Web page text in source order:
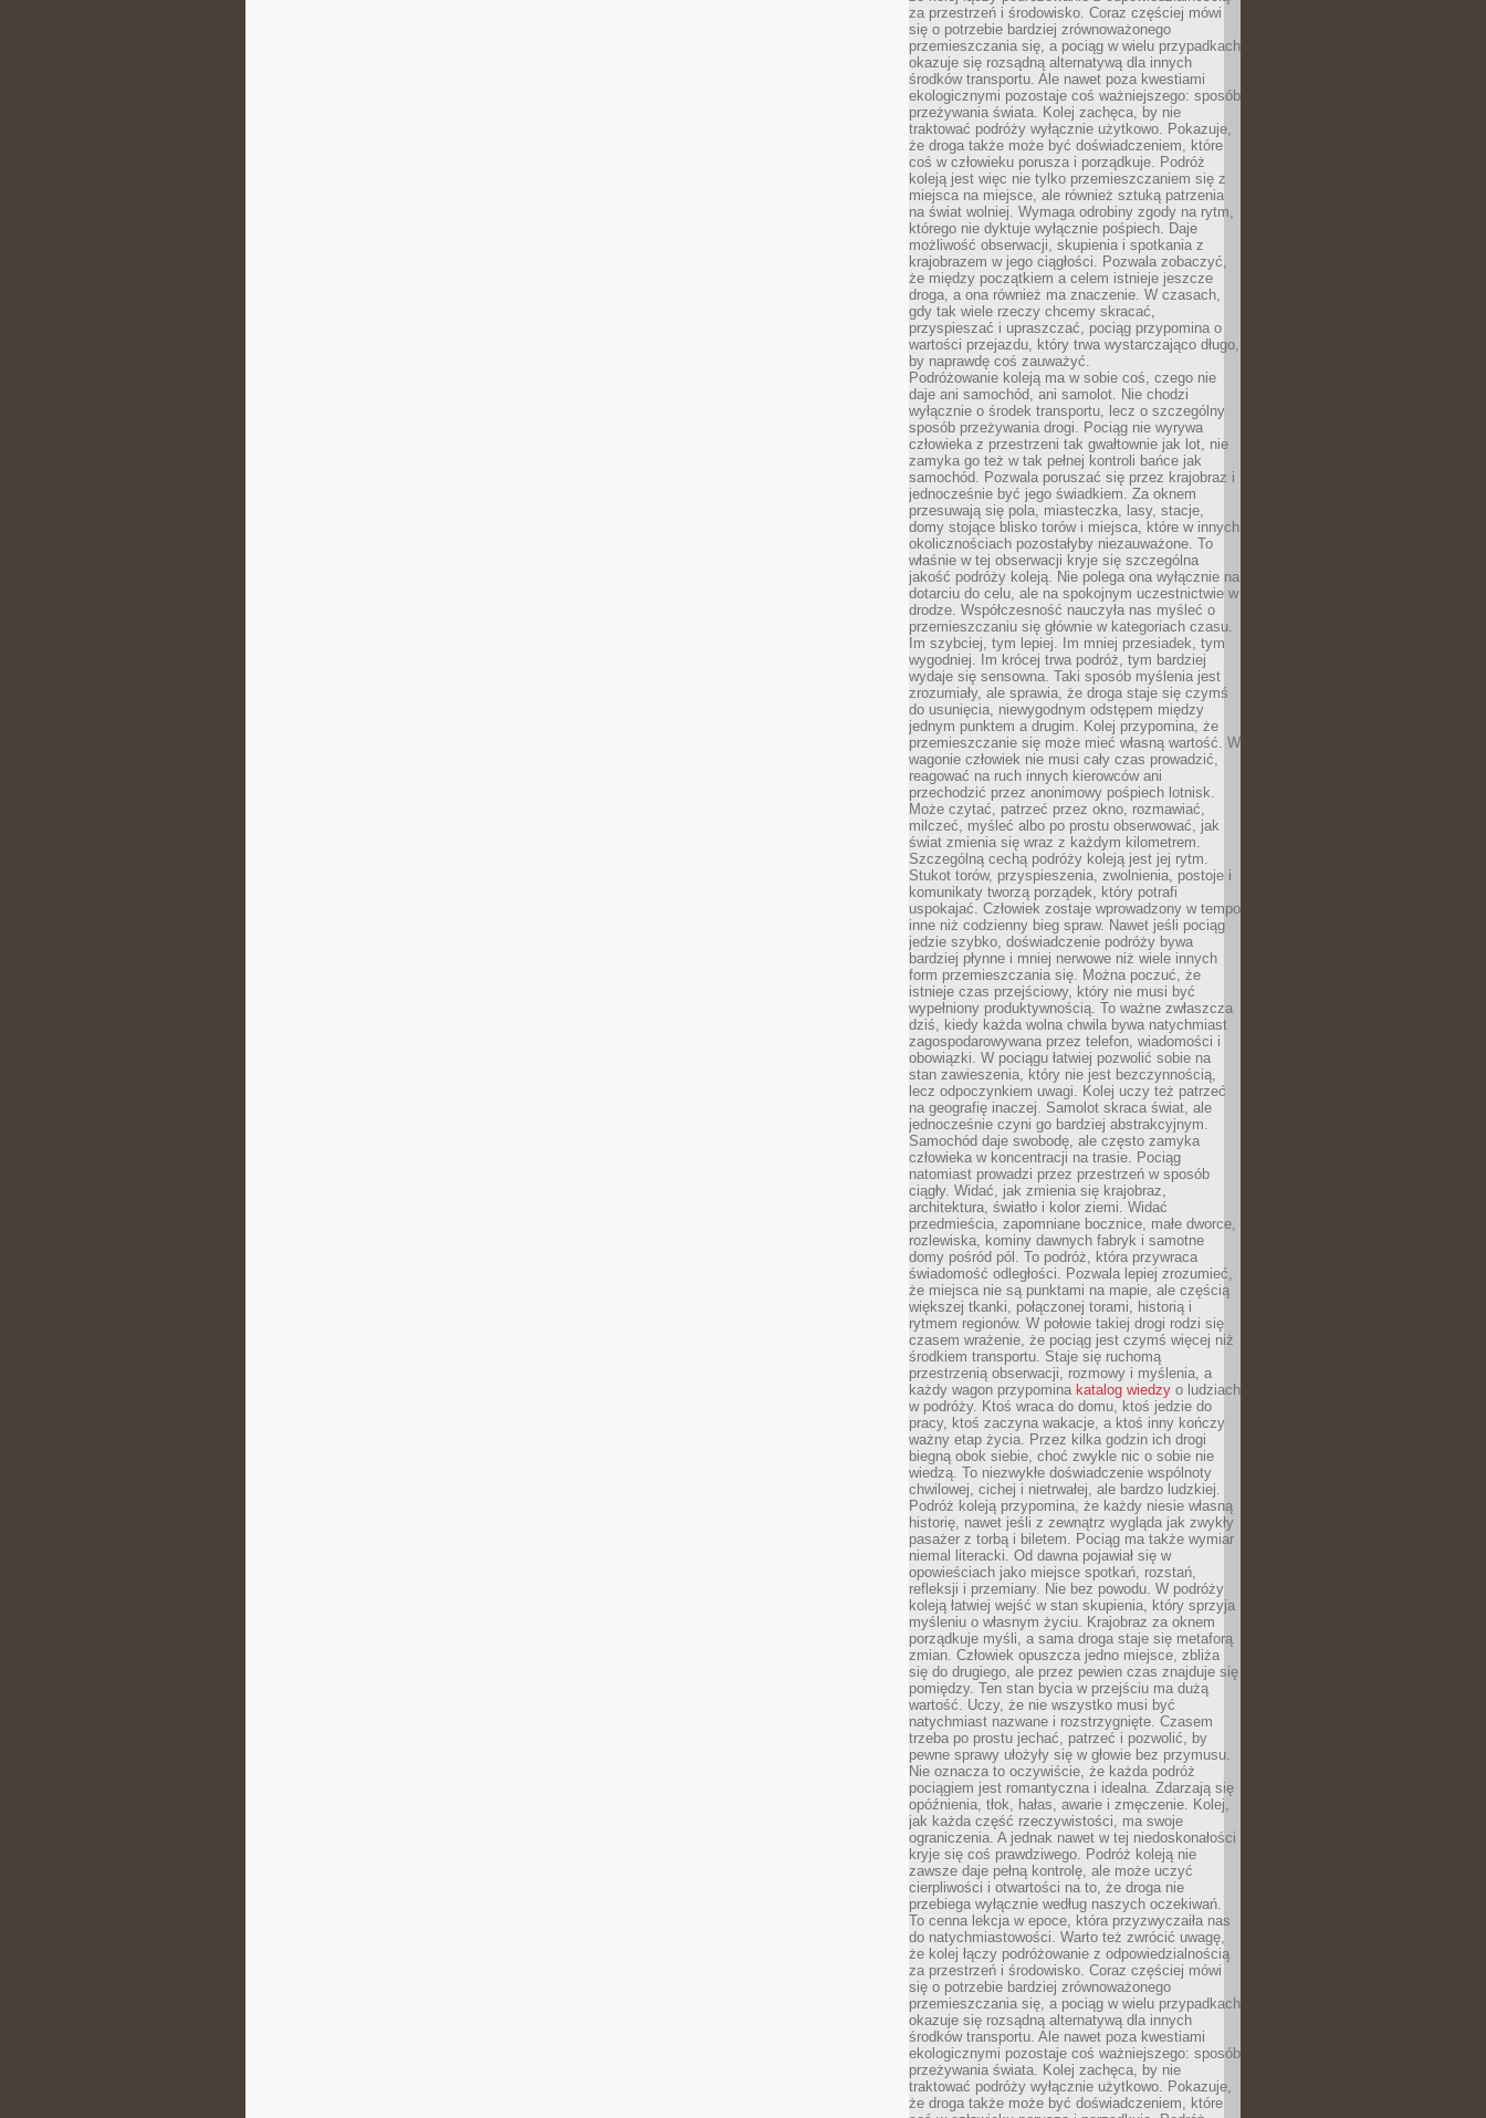
za przestrzeń i środowisko. Coraz częściej mówi
się o potrzebie bardziej zrównoważonego
przemieszczania się, a pociąg w wielu przypadkach
okazuje się rozsądną alternatywą dla innych
środków transportu. Ale nawet poza kwestiami
ekologicznymi pozostaje coś ważniejszego: sposób
przeżywania świata. Kolej zachęca, by nie
traktować podróży wyłącznie użytkowo. Pokazuje,
że droga także może być doświadczeniem, które
coś w człowieku porusza i porządkuje. Podróż
koleją jest więc nie tylko przemieszczaniem się z
miejsca na miejsce, ale również sztuką patrzenia
na świat wolniej. Wymaga odrobiny zgody na rytm,
którego nie dyktuje wyłącznie pośpiech. Daje
możliwość obserwacji, skupienia i spotkania z
krajobrazem w jego ciągłości. Pozwala zobaczyć,
że między początkiem a celem istnieje jeszcze
droga, a ona również ma znaczenie. W czasach,
gdy tak wiele rzeczy chcemy skracać,
przyspieszać i upraszczać, pociąg przypomina o
wartości przejazdu, który trwa wystarczająco długo,
by naprawdę coś zauważyć.
Podróżowanie koleją ma w sobie coś, czego nie
daje ani samochód, ani samolot. Nie chodzi
wyłącznie o środek transportu, lecz o szczególny
sposób przeżywania drogi. Pociąg nie wyrywa
człowieka z przestrzeni tak gwałtownie jak lot, nie
zamyka go też w tak pełnej kontroli bańce jak
samochód. Pozwala poruszać się przez krajobraz i
jednocześnie być jego świadkiem. Za oknem
przesuwają się pola, miasteczka, lasy, stacje,
domy stojące blisko torów i miejsca, które w innych
okolicznościach pozostałyby niezauważone. To
właśnie w tej obserwacji kryje się szczególna
jakość podróży koleją. Nie polega ona wyłącznie na
dotarciu do celu, ale na spokojnym uczestnictwie w
drodze. Współczesność nauczyła nas myśleć o
przemieszczaniu się głównie w kategoriach czasu.
Im szybciej, tym lepiej. Im mniej przesiadek, tym
wygodniej. Im krócej trwa podróż, tym bardziej
wydaje się sensowna. Taki sposób myślenia jest
zrozumiały, ale sprawia, że droga staje się czymś
do usunięcia, niewygodnym odstępem między
jednym punktem a drugim. Kolej przypomina, że
przemieszczanie się może mieć własną wartość. W
wagonie człowiek nie musi cały czas prowadzić,
reagować na ruch innych kierowców ani
przechodzić przez anonimowy pośpiech lotnisk.
Może czytać, patrzeć przez okno, rozmawiać,
milczeć, myśleć albo po prostu obserwować, jak
świat zmienia się wraz z każdym kilometrem.
Szczególną cechą podróży koleją jest jej rytm.
Stukot torów, przyspieszenia, zwolnienia, postoje i
komunikaty tworzą porządek, który potrafi
uspokajać. Człowiek zostaje wprowadzony w tempo
inne niż codzienny bieg spraw. Nawet jeśli pociąg
jedzie szybko, doświadczenie podróży bywa
bardziej płynne i mniej nerwowe niż wiele innych
form przemieszczania się. Można poczuć, że
istnieje czas przejściowy, który nie musi być
wypełniony produktywnością. To ważne zwłaszcza
dziś, kiedy każda wolna chwila bywa natychmiast
zagospodarowywana przez telefon, wiadomości i
obowiązki. W pociągu łatwiej pozwolić sobie na
stan zawieszenia, który nie jest bezczynnością,
lecz odpoczynkiem uwagi. Kolej uczy też patrzeć
na geografię inaczej. Samolot skraca świat, ale
jednocześnie czyni go bardziej abstrakcyjnym.
Samochód daje swobodę, ale często zamyka
człowieka w koncentracji na trasie. Pociąg
natomiast prowadzi przez przestrzeń w sposób
ciągły. Widać, jak zmienia się krajobraz,
architektura, światło i kolor ziemi. Widać
przedmieścia, zapomniane bocznice, małe dworce,
rozlewiska, kominy dawnych fabryk i samotne
domy pośród pól. To podróż, która przywraca
świadomość odległości. Pozwala lepiej zrozumieć,
że miejsca nie są punktami na mapie, ale częścią
większej tkanki, połączonej torami, historią i
rytmem regionów. W połowie takiej drogi rodzi się
czasem wrażenie, że pociąg jest czymś więcej niż
środkiem transportu. Staje się ruchomą
przestrzenią obserwacji, rozmowy i myślenia, a
każdy wagon przypomina katalog wiedzy o ludziach
w podróży. Ktoś wraca do domu, ktoś jedzie do
pracy, ktoś zaczyna wakacje, a ktoś inny kończy
ważny etap życia. Przez kilka godzin ich drogi
biegną obok siebie, choć zwykle nic o sobie nie
wiedzą. To niezwykłe doświadczenie wspólnoty
chwilowej, cichej i nietrwałej, ale bardzo ludzkiej.
Podróż koleją przypomina, że każdy niesie własną
historię, nawet jeśli z zewnątrz wygląda jak zwykły
pasażer z torbą i biletem. Pociąg ma także wymiar
niemal literacki. Od dawna pojawiał się w
opowieściach jako miejsce spotkań, rozstań,
refleksji i przemiany. Nie bez powodu. W podróży
koleją łatwiej wejść w stan skupienia, który sprzyja
myśleniu o własnym życiu. Krajobraz za oknem
porządkuje myśli, a sama droga staje się metaforą
zmian. Człowiek opuszcza jedno miejsce, zbliża
się do drugiego, ale przez pewien czas znajduje się
pomiędzy. Ten stan bycia w przejściu ma dużą
wartość. Uczy, że nie wszystko musi być
natychmiast nazwane i rozstrzygnięte. Czasem
trzeba po prostu jechać, patrzeć i pozwolić, by
pewne sprawy ułożyły się w głowie bez przymusu.
Nie oznacza to oczywiście, że każda podróż
pociągiem jest romantyczna i idealna. Zdarzają się
opóźnienia, tłok, hałas, awarie i zmęczenie. Kolej,
jak każda część rzeczywistości, ma swoje
ograniczenia. A jednak nawet w tej niedoskonałości
kryje się coś prawdziwego. Podróż koleją nie
zawsze daje pełną kontrolę, ale może uczyć
cierpliwości i otwartości na to, że droga nie
przebiega wyłącznie według naszych oczekiwań.
To cenna lekcja w epoce, która przyzwyczaiła nas
do natychmiastowości. Warto też zwrócić uwagę,
że kolej łączy podróżowanie z odpowiedzialnością
za przestrzeń i środowisko. Coraz częściej mówi
się o potrzebie bardziej zrównoważonego
przemieszczania się, a pociąg w wielu przypadkach
okazuje się rozsądną alternatywą dla innych
środków transportu. Ale nawet poza kwestiami
ekologicznymi pozostaje coś ważniejszego: sposób
przeżywania świata. Kolej zachęca, by nie
traktować podróży wyłącznie użytkowo. Pokazuje,
że droga także może być doświadczeniem, które